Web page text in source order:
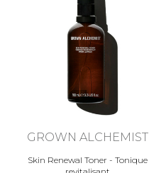
GROWN ALCHEMIST
Skin Renewal Toner - Tonique